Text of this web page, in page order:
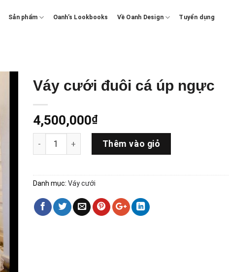
Sản phẩm Oanh’s Lookbooks Về Oanh Design Tuyển dụng
Váy cưới đuôi cá úp ngực
4,500,000₫
Số lượng Thêm vào giỏ
Danh mục: Váy cưới